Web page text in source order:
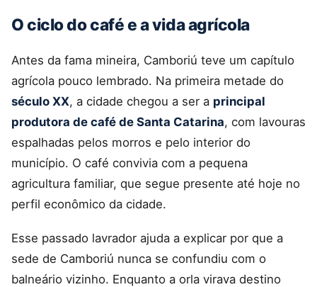
O ciclo do café e a vida agrícola
Antes da fama mineira, Camboriú teve um capítulo
agrícola pouco lembrado. Na primeira metade do
século XX, a cidade chegou a ser a principal
produtora de café de Santa Catarina, com lavouras
espalhadas pelos morros e pelo interior do
município. O café convivia com a pequena
agricultura familiar, que segue presente até hoje no
perfil econômico da cidade.
Esse passado lavrador ajuda a explicar por que a
sede de Camboriú nunca se confundiu com o
balneário vizinho. Enquanto a orla virava destino